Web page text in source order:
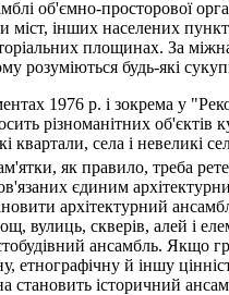
об'ємно-просторової
міст, інших населених
площинах. За
розуміються будь-які
1976 р. і зокрема у
різноманітних об'єктів
квартали, села і
як правило, треба
єдиним
архітектурний
вулиць, скверів, алей і
ансамбль. Якщо
етнографічну й іншу
становить історичний